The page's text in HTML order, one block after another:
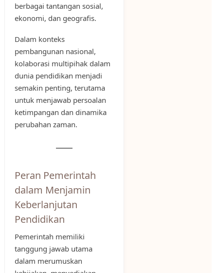
berbagai tantangan sosial,
ekonomi, dan geografis.
Dalam konteks
pembangunan nasional,
kolaborasi multipihak dalam
dunia pendidikan menjadi
semakin penting, terutama
untuk menjawab persoalan
ketimpangan dan dinamika
perubahan zaman.
Peran Pemerintah
dalam Menjamin
Keberlanjutan
Pendidikan
Pemerintah memiliki
tanggung jawab utama
dalam merumuskan